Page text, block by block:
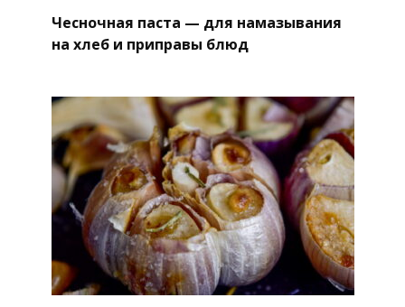
Чесночная паста — для намазывания
на хлеб и приправы блюд